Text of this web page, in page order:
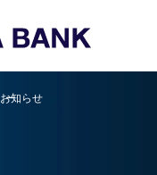
お知らせ